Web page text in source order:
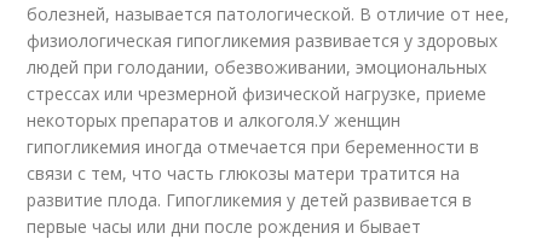
болезней, называется патологической. В отличие от нее,
физиологическая гипогликемия развивается у здоровых
людей при голодании, обезвоживании, эмоциональных
стрессах или чрезмерной физической нагрузке, приеме
некоторых препаратов и алкоголя.У женщин
гипогликемия иногда отмечается при беременности в
связи с тем, что часть глюкозы матери тратится на
развитие плода. Гипогликемия у детей развивается в
первые часы или дни после рождения и бывает